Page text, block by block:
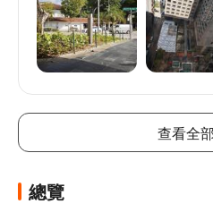
usb插頭. 房間不暗, 很多燈. 執房的職員及停車地方的職員
笑容有禮親切. 前台職員笑容欠奉, 只是例行公事, 我是從
klook 預訂五日四夜, 登記入住
三夜, 問我是否分開2筆訂單,
日4, 我也懶得和他爭拗.
查看全
總覽